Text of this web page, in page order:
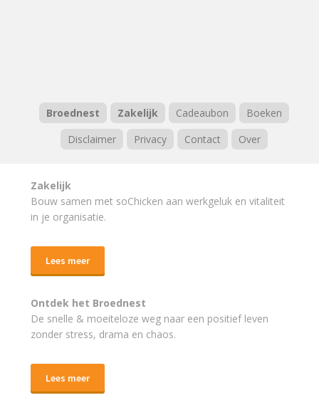
Broednest Zakelijk Cadeaubon
Boeken
Disclaimer
Privacy Contact Over
Zakelijk
Bouw samen met soChicken aan werkgeluk en vitaliteit
in je organisatie.
Lees meer
Ontdek het Broednest
De snelle & moeiteloze weg naar een positief leven
zonder stress, drama en chaos.
Lees meer